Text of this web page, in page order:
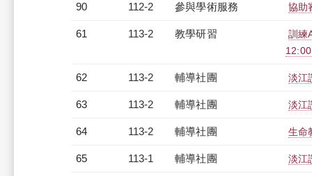
90 112-2 參與學術服務 協助
61 113-2 教學研習
訓練
62 113-2 輔導社團 淡江
63 113-2 輔導社團 淡江
64 113-2 輔導社團 生命
65 113-1 輔導社團 淡江